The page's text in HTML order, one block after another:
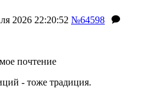
2026 22:20:52 №64598
почтение
- тоже традиция.